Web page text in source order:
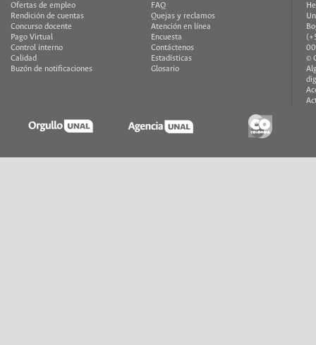
Ofertas de empleo
Rendición de cuentas
Concurso docente
Pago Virtual
Control interno
Calidad
Buzón de notificaciones
FAQ
Quejas y reclamos
Atención en línea
Encuesta
Contáctenos
Estadísticas
Glosario
©